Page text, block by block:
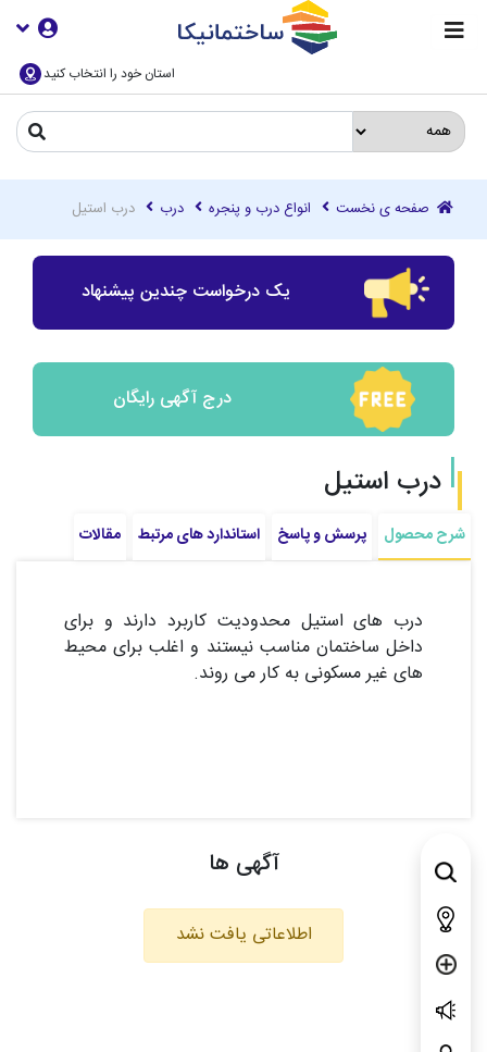
استان خود را انتخاب کنید
صفحه ی نخست انواع درب و پنجره درب درب استیل
یک درخواست چندین پیشنهاد
درج آگهی رایگان
درب استیل
شرح محصول پرسش و پاسخ استاندارد های مرتبط مقالات
درب های استیل محدودیت کاربرد دارند و برای
داخل ساختمان مناسب نیستند و اغلب برای محیط
های غیر مسکونی به کار می روند.
آگهی ها
اطلاعاتی یافت نشد